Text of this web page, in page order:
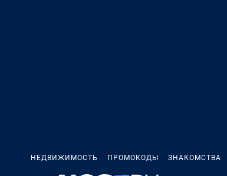
НЕДВИЖИМОСТЬ ПРОМОКОДЫ ЗНАКОМСТВА